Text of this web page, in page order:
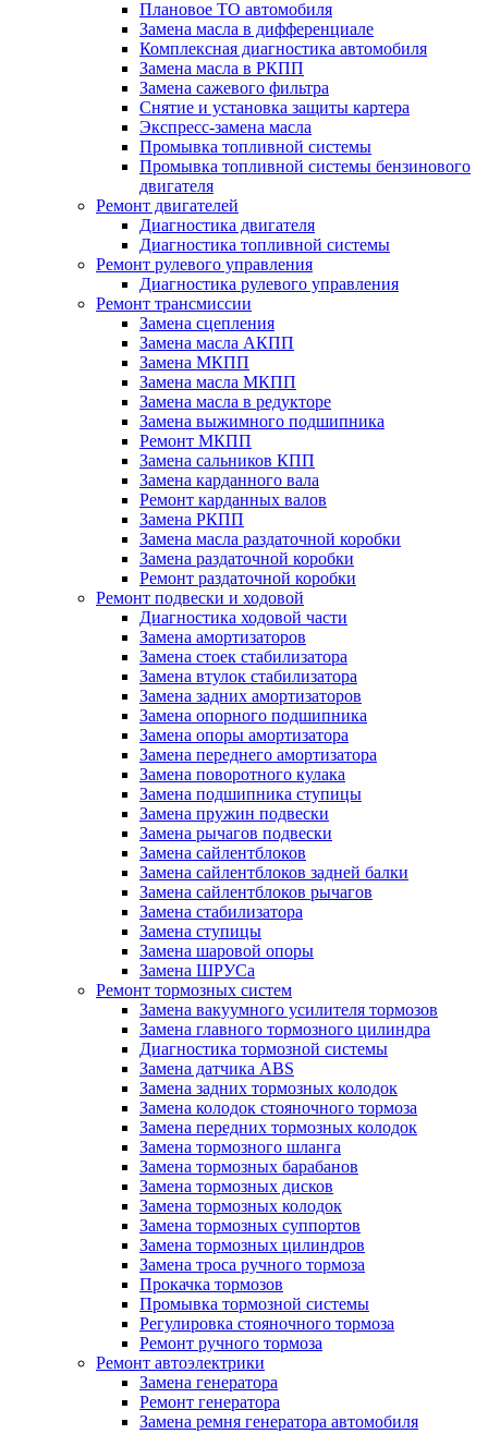
Плановое ТО автомобиля
Замена масла в дифференциале
Комплексная диагностика автомобиля
Замена масла в РКПП
Замена сажевого фильтра
Снятие и установка защиты картера
Экспресс-замена масла
Промывка топливной системы
Промывка топливной системы бензинового
двигателя
Ремонт двигателей
Диагностика двигателя
Диагностика топливной системы
Ремонт рулевого управления
Диагностика рулевого управления
Ремонт трансмиссии
Замена сцепления
Замена масла АКПП
Замена МКПП
Замена масла МКПП
Замена масла в редукторе
Замена выжимного подшипника
Ремонт МКПП
Замена сальников КПП
Замена карданного вала
Ремонт карданных валов
Замена РКПП
Замена масла раздаточной коробки
Замена раздаточной коробки
Ремонт раздаточной коробки
Ремонт подвески и ходовой
Диагностика ходовой части
Замена амортизаторов
Замена стоек стабилизатора
Замена втулок стабилизатора
Замена задних амортизаторов
Замена опорного подшипника
Замена опоры амортизатора
Замена переднего амортизатора
Замена поворотного кулака
Замена подшипника ступицы
Замена пружин подвески
Замена рычагов подвески
Замена сайлентблоков
Замена сайлентблоков задней балки
Замена сайлентблоков рычагов
Замена стабилизатора
Замена ступицы
Замена шаровой опоры
Замена ШРУСа
Ремонт тормозных систем
Замена вакуумного усилителя тормозов
Замена главного тормозного цилиндра
Диагностика тормозной системы
Замена датчика ABS
Замена задних тормозных колодок
Замена колодок стояночного тормоза
Замена передних тормозных колодок
Замена тормозного шланга
Замена тормозных барабанов
Замена тормозных дисков
Замена тормозных колодок
Замена тормозных суппортов
Замена тормозных цилиндров
Замена троса ручного тормоза
Прокачка тормозов
Промывка тормозной системы
Регулировка стояночного тормоза
Ремонт ручного тормоза
Ремонт автоэлектрики
Замена генератора
Ремонт генератора
Замена ремня генератора автомобиля